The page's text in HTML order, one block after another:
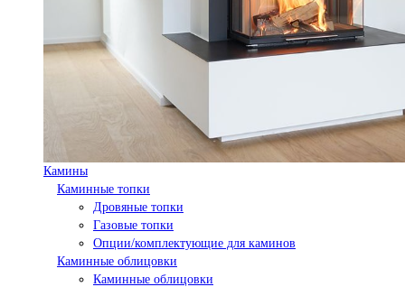
Камины
Каминные топки
Дровяные топки
Газовые топки
Опции/комплектующие для каминов
Каминные облицовки
Каминные облицовки